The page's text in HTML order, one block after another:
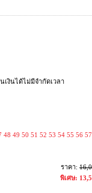
งินได้ไม่มีจำกัดเวลา
48 49 50 51 52 53 54 55 56 57
ราคา:
พิเศษ: